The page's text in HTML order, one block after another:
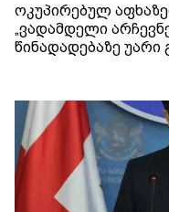
ოკუპირებულ
„ვადამდელი
წინადადებაზე უარი